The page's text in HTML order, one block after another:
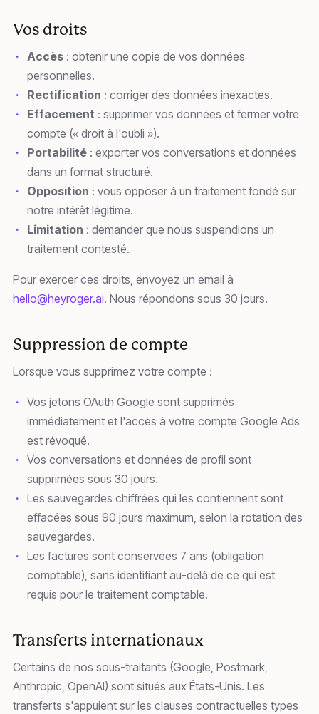
Vos droits
Accès : obtenir une copie de vos données
personnelles.
Rectification : corriger des données inexactes.
Effacement : supprimer vos données et fermer votre
compte (« droit à l'oubli »).
Portabilité : exporter vos conversations et données
dans un format structuré.
Opposition : vous opposer à un traitement fondé sur
notre intérêt légitime.
Limitation : demander que nous suspendions un
traitement contesté.
Pour exercer ces droits, envoyez un email à
hello@heyroger.ai. Nous répondons sous 30 jours.
Suppression de compte
Lorsque vous supprimez votre compte :
Vos jetons OAuth Google sont supprimés
immédiatement et l'accès à votre compte Google Ads
est révoqué.
Vos conversations et données de profil sont
supprimées sous 30 jours.
Les sauvegardes chiffrées qui les contiennent sont
effacées sous 90 jours maximum, selon la rotation des
sauvegardes.
Les factures sont conservées 7 ans (obligation
comptable), sans identifiant au-delà de ce qui est
requis pour le traitement comptable.
Transferts internationaux
Certains de nos sous-traitants (Google, Postmark,
Anthropic, OpenAI) sont situés aux États-Unis. Les
transferts s'appuient sur les clauses contractuelles types